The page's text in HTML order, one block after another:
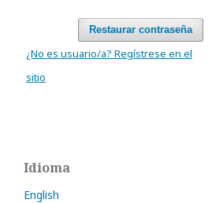
Restaurar contraseña
¿No es usuario/a? Regístrese en el
sitio
Idioma
English